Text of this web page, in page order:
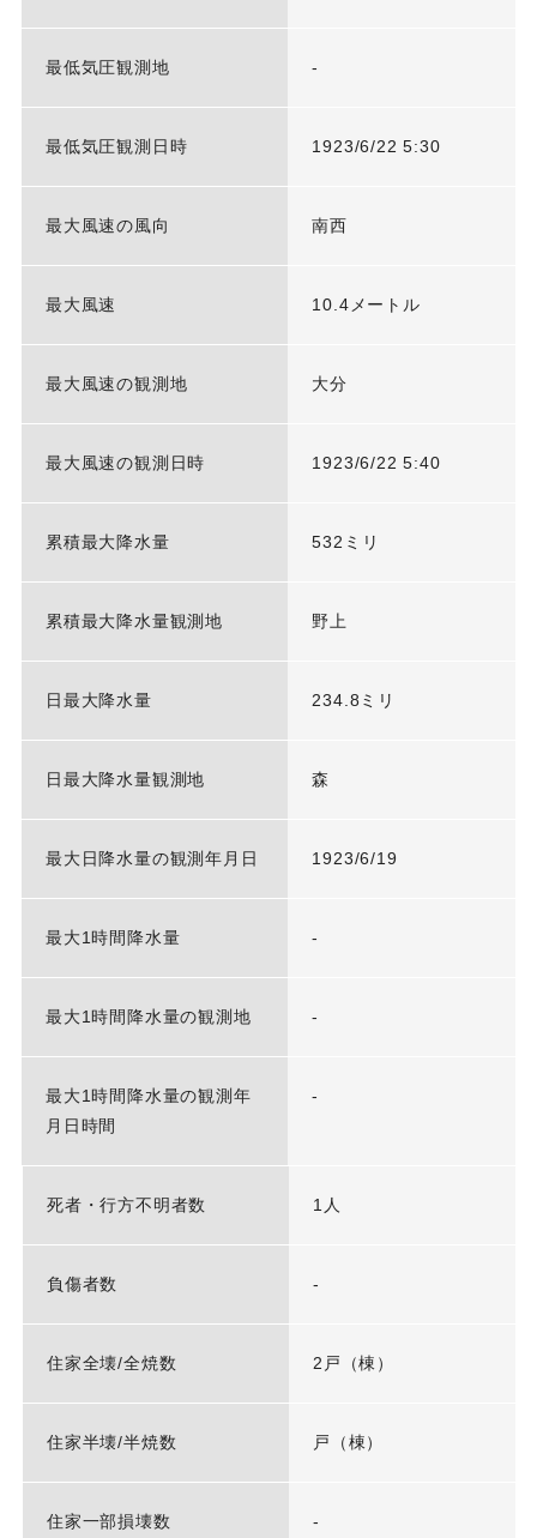
最低気圧観測地 -
最低気圧観測日時 1923/6/22 5:30
最大風速の風向 南西
最大風速 10.4メートル
最大風速の観測地 大分
最大風速の観測日時 1923/6/22 5:40
累積最大降水量 532ミリ
累積最大降水量観測地 野上
日最大降水量 234.8ミリ
日最大降水量観測地 森
最大日降水量の観測年月日 1923/6/19
最大1時間降水量 -
最大1時間降水量の観測地 -
最大1時間降水量の観測年
月日時間
-
死者・行方不明者数 1人
負傷者数 -
住家全壊/全焼数 2戸（棟）
住家半壊/半焼数 戸（棟）
住家一部損壊数 -